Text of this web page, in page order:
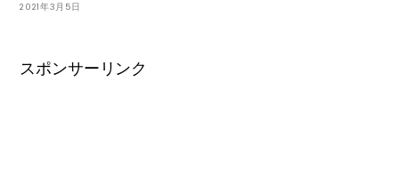
2021年3月5日
スポンサーリンク